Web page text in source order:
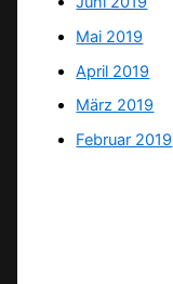
Mai 2019
April 2019
März 2019
Februar 2019